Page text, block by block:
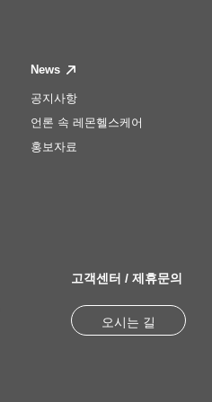
News
공지사항
언론 속 레몬헬스케어
홍보자료
고객센터 / 제휴문의
오시는 길